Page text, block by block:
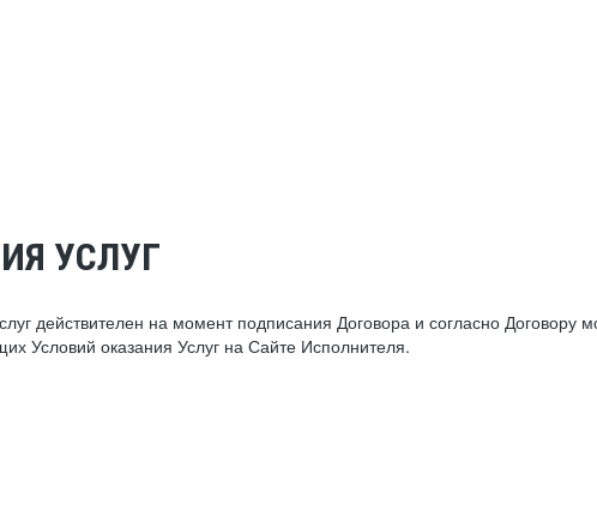
УСЛУГ
действителен на момент подписания Договора и согласно
Условий оказания Услуг на Сайте Исполнителя.